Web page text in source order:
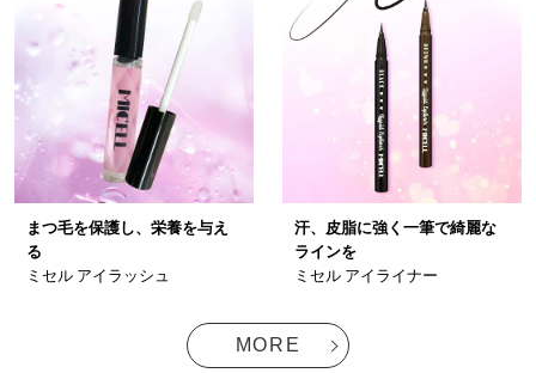
まつ毛を保護し、栄養を与え
る
ミセル アイラッシュ
汗、皮脂に強く一筆で綺麗な
ラインを
ミセル アイライナー
MORE